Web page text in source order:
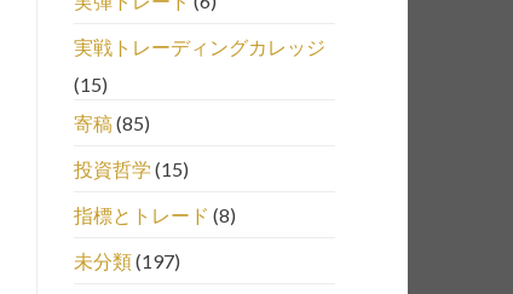
実戦トレーディングカレッジ
(15)
寄稿(85)
投資哲学 (15)
指標とトレード (8)
未分類(197)